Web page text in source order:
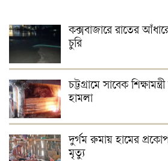
কক্সবাজারে রাতের
চুরি
চট্টগ্রামে সাবেক
হামলা
দুর্গম রুমায় হামের
মৃত্যু